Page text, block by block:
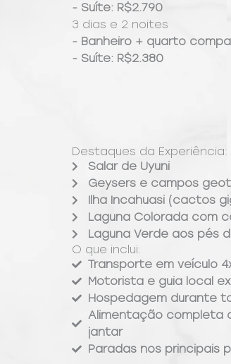
- Suíte: R$2.790
3 dias e 2 noites
- Banheiro + quarto
- Suíte: R$2.380
Destaques da Experiência:
Salar de Uyuni
Geysers e campos
Ilha Incahuasi (cactos
Laguna Colorada com
Laguna Verde aos pés
O que inclui:
Transporte em veículo
Motorista e guia local
Hospedagem durante
Alimentação completa
jantar
Paradas nos principais